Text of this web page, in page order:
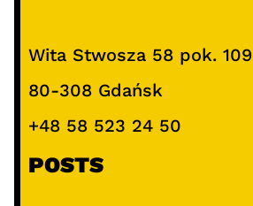
Wita Stwosza 58 pok. 109
80-308 Gdańsk
+48 58 523 24 50
POSTS